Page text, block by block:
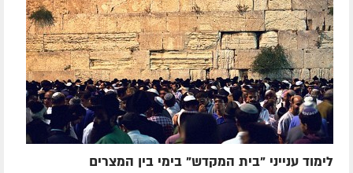
לימוד ענייני "בית המקדש" בימי בין המצרים